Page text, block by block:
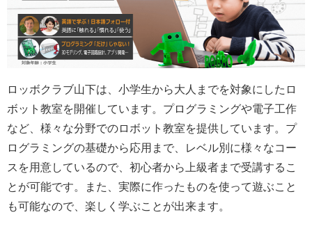
ロ ッボク ラブ山下は 小学生から大 人 ま でを対象に し た ロ
ボット 教室を開催 し てい ま す プロ グラ ミ ングや電子工作
など 様 々 な分野でのロ ボット 教室を提供し てい ま す
プ
ロ グラ ミ ングの基礎から 応用 ま で レベ ル別 に様 々 なコ ー
ス を用意し ているので 初心者から 上級者ま で受講する こ
と が可能です ま た 実際に作った ものを使って遊 ぶ こ と
も可能なので 楽 し く 学 ぶ こ と が出来ま す